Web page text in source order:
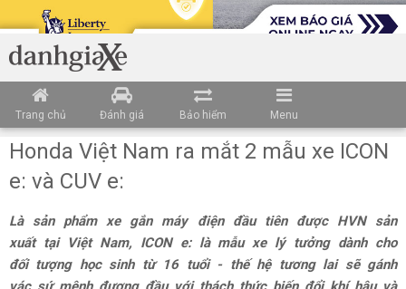
Trang chủ Đánh giá Bảo hiểm Menu
Honda Việt Nam ra mắt 2 mẫu xe ICON
e: và CUV e:
Là sản phẩm xe gắn máy điện đầu tiên được HVN sản
xuất tại Việt Nam, ICON e: là mẫu xe lý tưởng dành cho
đối tượng học sinh từ 16 tuổi - thế hệ tương lai sẽ gánh